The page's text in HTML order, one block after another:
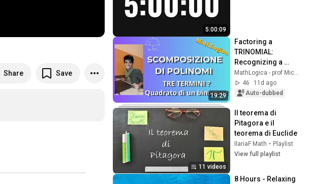
Share Save
5:00:09
19:29
Factoring a
TRINOMIAL:
Recognizing a
Perfect Square
Trinomial (Easy
Method)
46
11d ago
Auto-dubbed
11 videos
Il teorema di
Pitagora e il
teorema di Euclide
IlariaF Math • Playlist
View full playlist
8 Hours - Relaxing